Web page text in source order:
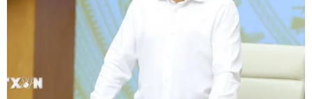
#mỳ hảo hảo #mỳ ăn liền #Acecook Việt Nam